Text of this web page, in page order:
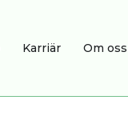
Karriär Om oss